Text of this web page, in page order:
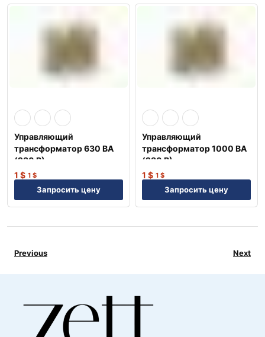
Управляющий
трансформатор 630 ВА
(230 В) —
Профессиональное
оборудование NEP
1 $ 1 $
Запросить цену
Управляющий
трансформатор 1000 ВА
(230 В) —
Профессиональное
оборудование NEP
1 $ 1 $
Запросить цену
Previous Next